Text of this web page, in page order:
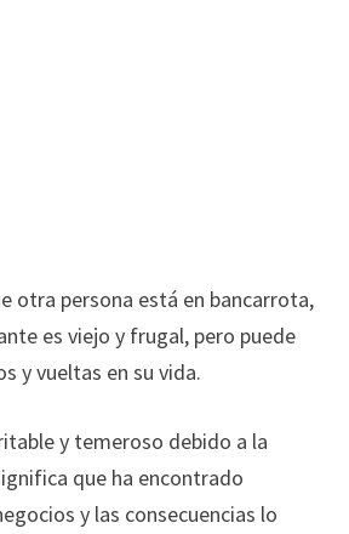
otra persona está en bancarrota,
es viejo y frugal, pero puede
y vueltas en su vida.
y temeroso debido a la
que ha encontrado
y las consecuencias lo